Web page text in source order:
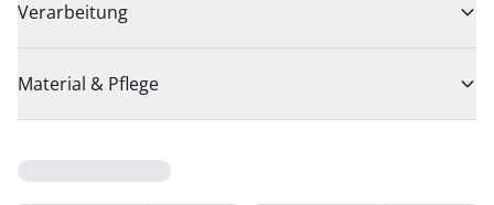
Verarbeitung
Material & Pflege